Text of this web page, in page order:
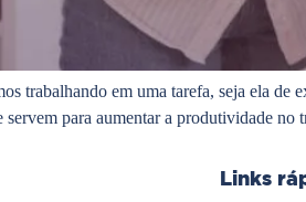
trabalhando em uma tarefa, seja ela de
servem para aumentar a produtividade
Links